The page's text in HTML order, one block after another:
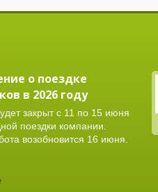
о поездке
в 2026 году
закрыт с 11 по 15 июня
поездки компании.
возобновится 16 июня.